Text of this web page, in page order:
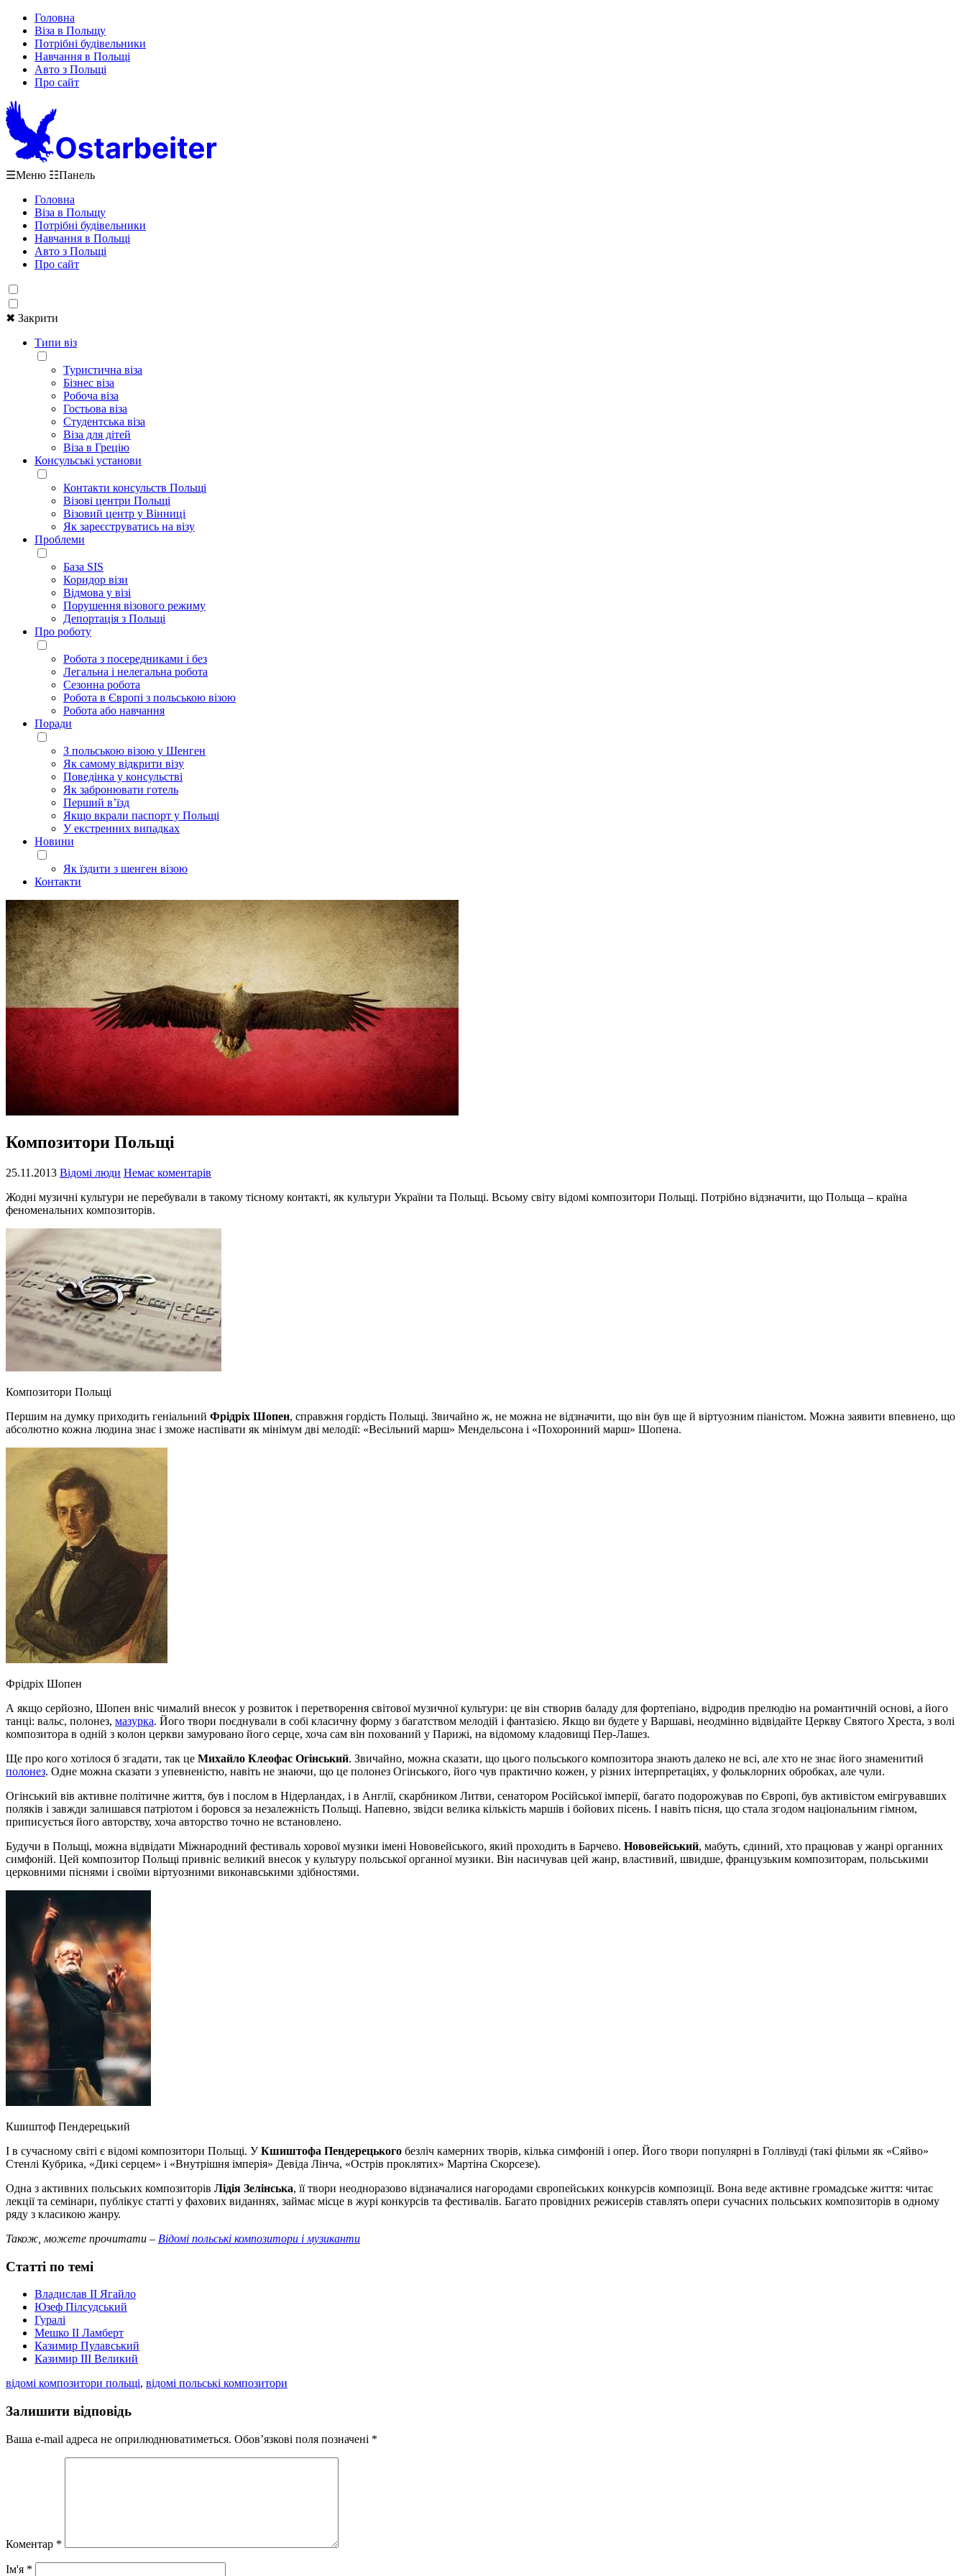
Головна
Віза в Польщу
Потрібні будівельники
Навчання в Польщі
Авто з Польщі
Про сайт
☰Меню ☷Панель
Головна
Віза в Польщу
Потрібні будівельники
Навчання в Польщі
Авто з Польщі
Про сайт
✖ Закрити
Типи віз
Туристична віза
Бізнес віза
Робоча віза
Гостьова віза
Студентська віза
Віза для дітей
Віза в Грецію
Консульські установи
Контакти консульств Польщі
Візові центри Польщі
Візовий центр у Вінниці
Як зареєструватись на візу
Проблеми
База SIS
Коридор візи
Відмова у візі
Порушення візового режиму
Депортація з Польщі
Про роботу
Робота з посередниками і без
Легальна і нелегальна робота
Сезонна робота
Робота в Європі з польською візою
Робота або навчання
Поради
З польською візою у Шенген
Як самому відкрити візу
Поведінка у консульстві
Як забронювати готель
Перший в’їзд
Якщо вкрали паспорт у Польщі
У екстренних випадках
Новини
Як їздити з шенген візою
Контакти
Композитори Польщі
25.11.2013 Відомі люди Немає коментарів
Жодні музичні культури не перебували в такому тісному контакті, як культури України та Польщі. Всьому світу відомі композитори Польщі. Потрібно відзначити, що Польща – країна
феноменальних композиторів.
Композитори Польщі
Першим на думку приходить геніальний Фрідріх Шопен, справжня гордість Польщі. Звичайно ж, не можна не відзначити, що він був ще й віртуозним піаністом. Можна заявити впевнено, що
абсолютно кожна людина знає і зможе наспівати як мінімум дві мелодії: «Весільний марш» Мендельсона і «Похоронний марш» Шопена.
Фрідріх Шопен
А якщо серйозно, Шопен вніс чималий внесок у розвиток і перетворення світової музичної культури: це він створив баладу для фортепіано, відродив прелюдію на романтичній основі, а його
танці: вальс, полонез, мазурка. Його твори поєднували в собі класичну форму з багатством мелодій і фантазією. Якщо ви будете у Варшаві, неодмінно відвідайте Церкву Святого Хреста, з волі
композитора в одній з колон церкви замуровано його серце, хоча сам він похований у Парижі, на відомому кладовищі Пер-Лашез.
Ще про кого хотілося б згадати, так це Михайло Клеофас Огінський. Звичайно, можна сказати, що цього польського композитора знають далеко не всі, але хто не знає його знаменитий
полонез. Одне можна сказати з упевненістю, навіть не знаючи, що це полонез Огінського, його чув практично кожен, у різних інтерпретаціях, у фольклорних обробках, але чули.
Огінський вів активне політичне життя, був і послом в Нідерландах, і в Англії, скарбником Литви, сенатором Російської імперії, багато подорожував по Європі, був активістом емігрувавших
поляків і завжди залишався патріотом і боровся за незалежність Польщі. Напевно, звідси велика кількість маршів і бойових пісень. І навіть пісня, що стала згодом національним гімном,
приписується його авторству, хоча авторство точно не встановлено.
Будучи в Польщі, можна відвідати Міжнародний фестиваль хорової музики імені Нововейського, який проходить в Барчево. Нововейський, мабуть, єдиний, хто працював у жанрі органних
симфоній. Цей композитор Польщі привніс великий внесок у культуру польської органної музики. Він насичував цей жанр, властивий, швидше, французьким композиторам, польськими
церковними піснями і своїми віртуозними виконавськими здібностями.
Кшиштоф Пендерецький
І в сучасному світі є відомі композитори Польщі. УКшиштофа Пендерецького безліч камерних творів, кілька симфоній і опер. Його твори популярні в Голлівуді (такі фільми як «Сяйво»
Стенлі Кубрика, «Дикі серцем» і «Внутрішня імперія» Девіда Лінча, «Острів проклятих» Мартіна Скорсезе).
Одна з активних польських композиторів Лідія Зелінська, її твори неодноразово відзначалися нагородами європейських конкурсів композиції. Вона веде активне громадське життя: читає
лекції та семінари, публікує статті у фахових виданнях, займає місце в журі конкурсів та фестивалів. Багато провідних режисерів ставлять опери сучасних польських композиторів в одному
ряду з класикою жанру.
Також, можете прочитати – Відомі польські композитори і музиканти
Статті по темі
Владислав II Ягайло
Юзеф Пілсудський
Гуралі
Мешко II Ламберт
Казимир Пулавський
Казимир III Великий
відомі композитори польщі, відомі польські композитори
Залишити відповідь
Ваша e-mail адреса не оприлюднюватиметься. Обов’язкові поля позначені *
Коментар *
Ім'я *